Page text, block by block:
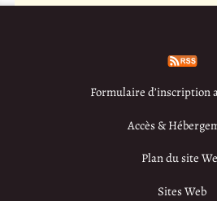
Formulaire d’inscription
Accès &
Plan du site
Sites Web